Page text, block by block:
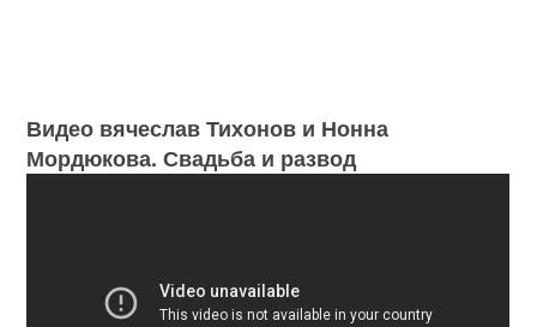
Видео вячеслав Тихонов и Нонна
Мордюкова. Свадьба и развод